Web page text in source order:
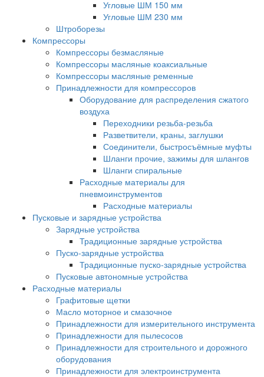
Угловые ШМ 150 мм
Угловые ШМ 230 мм
Штроборезы
Компрессоры
Компрессоры безмасляные
Компрессоры масляные коаксиальные
Компрессоры масляные ременные
Принадлежности для компрессоров
Оборудование для распределения сжатого
воздуха
Переходники резьба-резьба
Разветвители, краны, заглушки
Соединители, быстросъёмные муфты
Шланги прочие, зажимы для шлангов
Шланги спиральные
Расходные материалы для
пневмоинструментов
Расходные материалы
Пусковые и зарядные устройства
Зарядные устройства
Традиционные зарядные устройства
Пуско-зарядные устройства
Традиционные пуско-зарядные устройства
Пусковые автономные устройства
Расходные материалы
Графитовые щетки
Масло моторное и смазочное
Принадлежности для измерительного инструмента
Принадлежности для пылесосов
Принадлежности для строительного и дорожного
оборудования
Принадлежности для электроинструмента